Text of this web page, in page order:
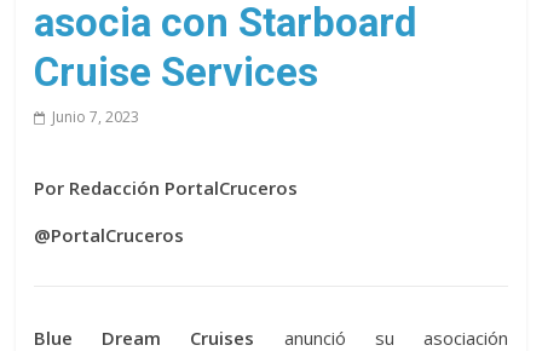
en
un
solo
asocia con Starboard
Cruise Services
Junio 7, 2023
Por Redacción PortalCruceros
@PortalCruceros
Blue Dream Cruises anunció su asociación